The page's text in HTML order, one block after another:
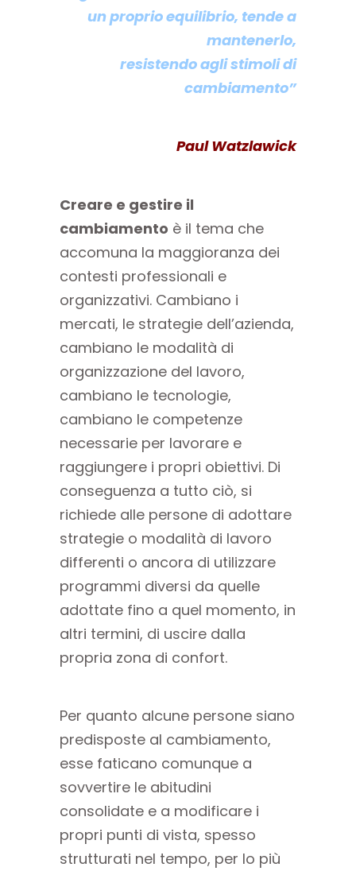
un proprio equilibrio, tende a
mantenerlo,
resistendo aglistimoli di
cambiamento”
Paul Watzlawick
Creare e gestire il
cambiamento è il tema che
accomuna la maggioranza dei
contesti professionali e
organizzativi. Cambiano i
mercati, le strategie dell’azienda,
cambiano le modalità di
organizzazione del lavoro,
cambiano le tecnologie,
cambiano le competenze
necessarie per lavorare e
raggiungere i propri obiettivi. Di
conseguenza a tutto ciò, si
richiede alle persone di adottare
strategie o modalità di lavoro
differenti o ancora di utilizzare
programmi diversi da quelle
adottate fino a quel momento, in
altri termini, di uscire dalla
propria zona di confort.
Per quanto alcune persone siano
predisposte al cambiamento,
esse faticano comunque a
sovvertire le abitudini
consolidate e a modificare i
propri punti di vista, spesso
strutturati nel tempo, per lo più